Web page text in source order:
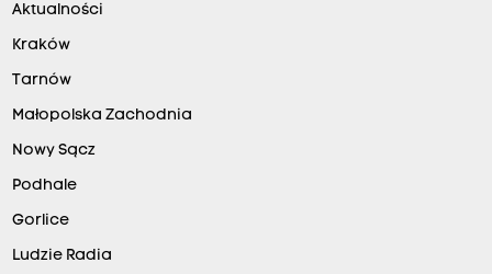
Aktualności
Kraków
Tarnów
Małopolska Zachodnia
Nowy Sącz
Podhale
Gorlice
Ludzie Radia